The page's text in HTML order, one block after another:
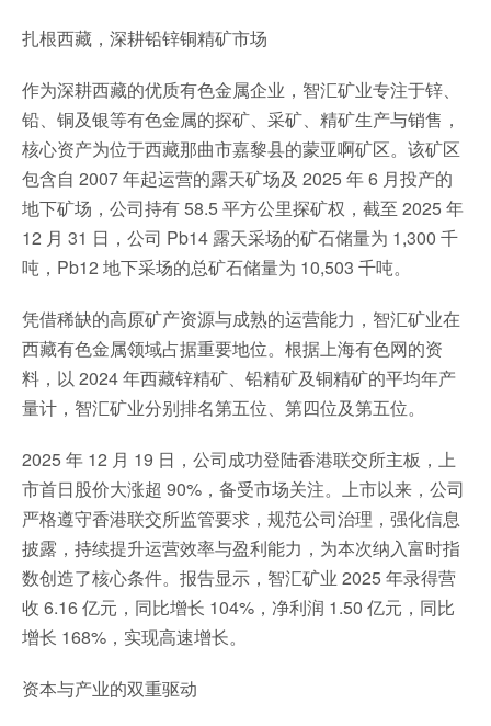
扎根西藏，深耕铅锌铜精矿市场
作为深耕西藏的优质有色金属企业，智汇矿业专注于锌、
铅、铜及银等有色金属的探矿、采矿、精矿生产与销售，
核心资产为位于西藏那曲市嘉黎县的蒙亚啊矿区。该矿区
包含自 2007 年起运营的露天矿场及 2025 年 6 月投产的
地下矿场，公司持有 58.5 平方公里探矿权，截至 2025 年
12 月 31 日，公司 Pb14 露天采场的矿石储量为 1,300 千
吨，Pb12 地下采场的总矿石储量为 10,503 千吨。
凭借稀缺的高原矿产资源与成熟的运营能力，智汇矿业在
西藏有色金属领域占据重要地位。根据上海有色网的资
料，以 2024 年西藏锌精矿、铅精矿及铜精矿的平均年产
量计，智汇矿业分别排名第五位、第四位及第五位。
2025 年 12 月 19 日，公司成功登陆香港联交所主板，上
市首日股价大涨超 90%，备受市场关注。上市以来，公司
严格遵守香港联交所监管要求，规范公司治理，强化信息
披露，持续提升运营效率与盈利能力，为本次纳入富时指
数创造了核心条件。报告显示，智汇矿业 2025 年录得营
收 6.16 亿元，同比增长 104%，净利润 1.50 亿元，同比
增长 168%，实现高速增长。
资本与产业的双重驱动